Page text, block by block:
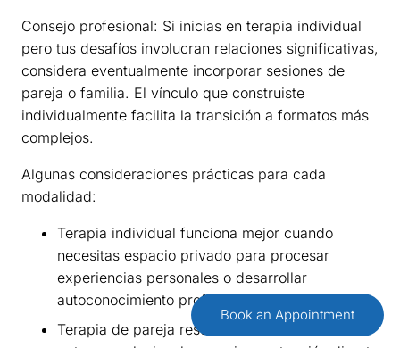
Consejo profesional: Si inicias en terapia individual
pero tus desafíos involucran relaciones significativas,
considera eventualmente incorporar sesiones de
pareja o familia. El vínculo que construiste
individualmente facilita la transición a formatos más
complejos.
Algunas consideraciones prácticas para cada
modalidad:
Terapia individual funciona mejor cuando
necesitas espacio privado para procesar
experiencias personales o desarrollar
autoconocimiento profundo
Terapia de pareja resulta ideal cuando los
Book an Appointment